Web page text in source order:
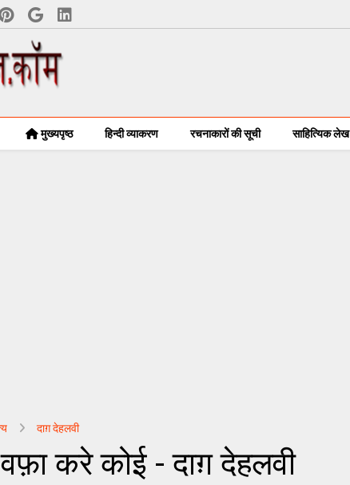
मुख्यपृष्ठ हिन्दी व्याकरण रचनाकारों की सूची साहित्यिक लेख
दाग़ देहलवी
करे कोई - दाग़ देहलवी